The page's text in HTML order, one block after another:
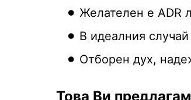
Желателен е ADR
В идеалния
Отборен дух,
Това Ви